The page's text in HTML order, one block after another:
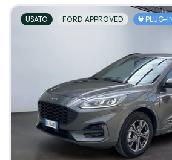
USATO FORD APPROVED PLUG-